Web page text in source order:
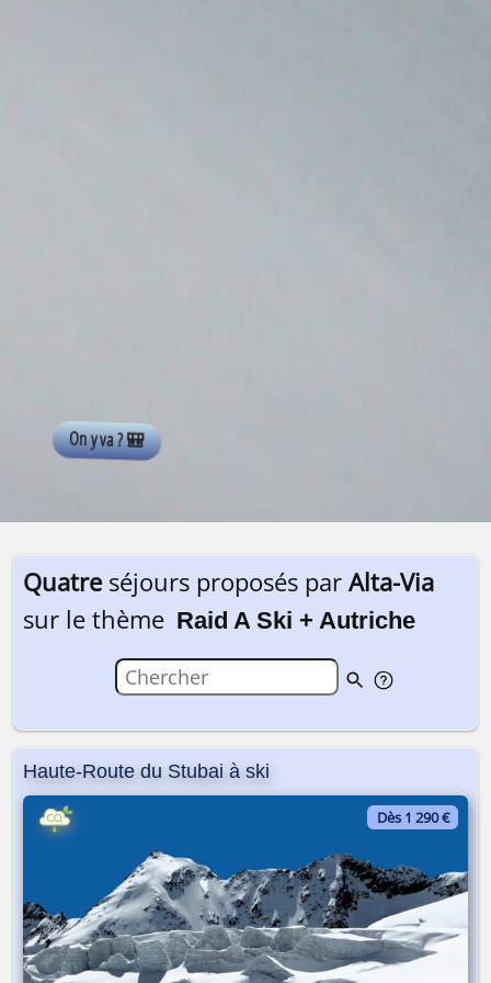
Quatre séjours proposés par Alta-Via
sur le thème Raid A Ski + Autriche
Haute-Route du Stubai à ski
Dès 1 290 €